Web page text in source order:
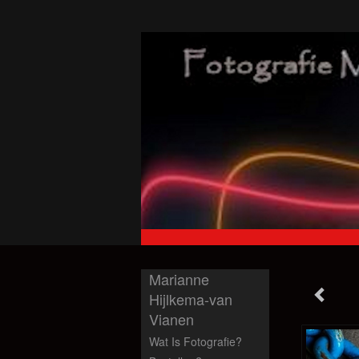
Marianne
Hijlkema-van
Vianen
Wat Is Fotografie?